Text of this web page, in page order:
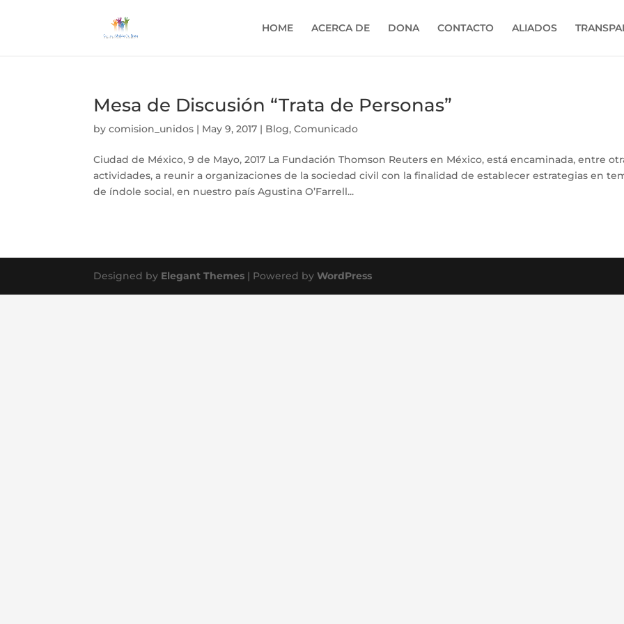
HOME ACERCA DE DONA CONTACTO ALIADOS
Mesa de Discusión “Trata de Personas”
bycomision_unidos | May 9, 2017 | Blog,Comunicado
Ciudad de México, 9 de Mayo, 2017 La Fundación Thomson Reuters en México, está encaminada, entre
actividades, a reunir a organizaciones de la sociedad civil con la finalidad de establecer estrategias en
de índole social, en nuestro país Agustina O’Farrell...
Designed by Elegant Themes | Powered byWordPress